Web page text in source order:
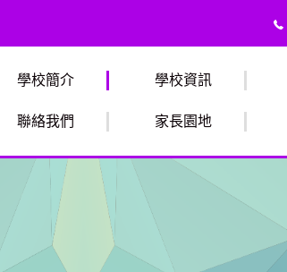
學校簡介 學校資訊
聯絡我們 家長園地